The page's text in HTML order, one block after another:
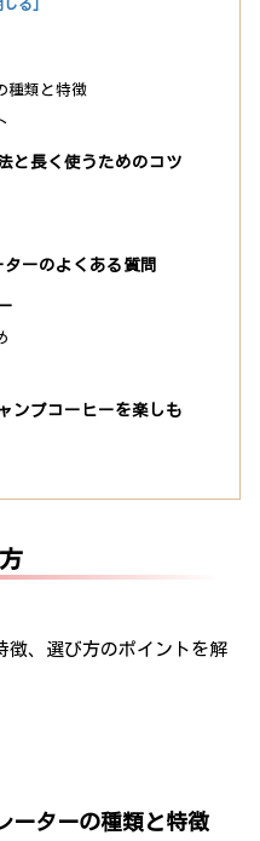
種類と特徴
と長く使うためのコツ
ターのよくある質問
ンプコーヒーを楽しも
徴、選び方のポイントを解
ーターの種類と特徴